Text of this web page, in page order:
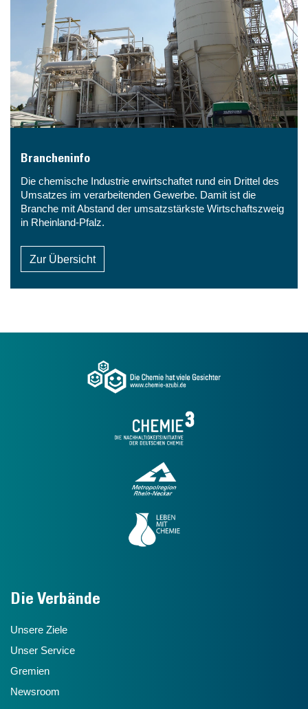
Brancheninfo
Die chemische Industrie erwirtschaftet rund ein Drittel des
Umsatzes im verarbeitenden Gewerbe. Damit ist die
Branche mit Abstand der umsatzstärkste Wirtschaftszweig
in Rheinland-Pfalz.
Zur Übersicht
Die Verbände
Unsere Ziele
Unser Service
Gremien
Newsroom